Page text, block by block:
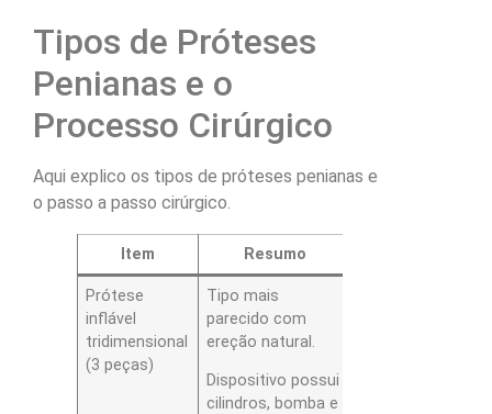
Tipos de Próteses
Penianas e o
Processo Cirúrgico
Aqui explico os tipos de próteses penianas e
o passo a passo cirúrgico.
Item Resumo
Prótese
inflável
tridimensional
(3 peças)
Tipo mais
parecido com
ereção natural.
Dispositivo possui
cilindros, bomba e